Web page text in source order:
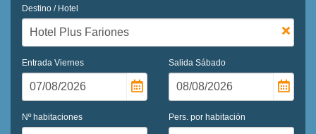
Destino / Hotel
Entrada Viernes Salida Sábado
Nº habitaciones Pers. por habitación